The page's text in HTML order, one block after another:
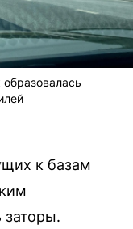
к базам
заторы.